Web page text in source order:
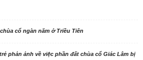
cổ ngàn năm ở Triều Tiên
phản ảnh về việc phần đất chùa cổ Giác Lâm bị